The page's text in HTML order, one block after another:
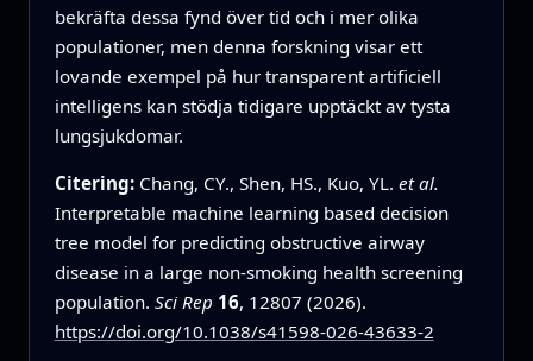
bekräfta dessa fynd över tid och i mer olika
populationer, men denna forskning visar ett
lovande exempel på hur transparent artificiell
intelligens kan stödja tidigare upptäckt av tysta
lungsjukdomar.
Citering: Chang, CY., Shen, HS., Kuo, YL. et al.
Interpretable machine learning based decision
tree model for predicting obstructive airway
disease in a large non-smoking health screening
population. Sci Rep 16, 12807 (2026).
https://doi.org/10.1038/s41598-026-43633-2